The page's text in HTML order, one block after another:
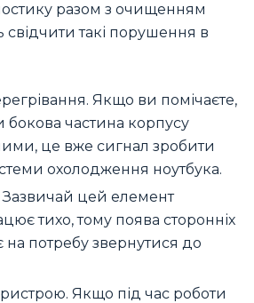
разом з очищенням
такі порушення в
Якщо ви помічаєте,
частина корпусу
це вже сигнал зробити
охолодження ноутбука.
цей елемент
тихо, тому поява сторонніх
на потребу звернутися до
Якщо під час роботи